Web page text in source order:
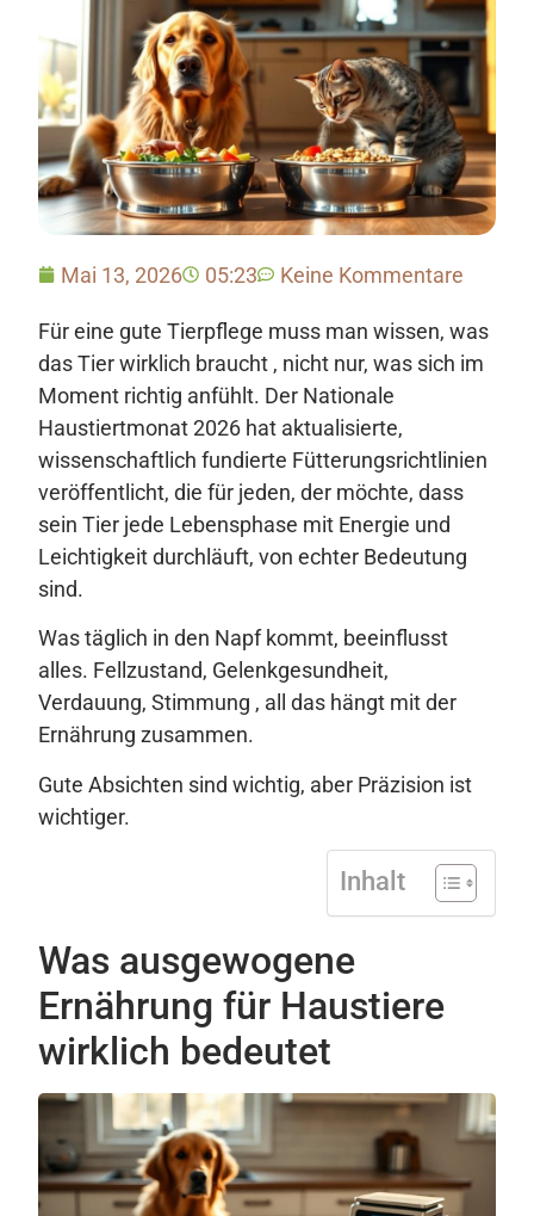
Mai 13, 2026 05:23 Keine Kommentare
Für eine gute Tierpflege muss man wissen, was
das Tier wirklich braucht , nicht nur, was sich im
Moment richtig anfühlt. Der Nationale
Haustiertmonat 2026 hat aktualisierte,
wissenschaftlich fundierte Fütterungsrichtlinien
veröffentlicht, die für jeden, der möchte, dass
sein Tier jede Lebensphase mit Energie und
Leichtigkeit durchläuft, von echter Bedeutung
sind.
Was täglich in den Napf kommt, beeinflusst
alles. Fellzustand, Gelenkgesundheit,
Verdauung, Stimmung , all das hängt mit der
Ernährung zusammen.
Gute Absichten sind wichtig, aber Präzision ist
wichtiger.
Inhalt
Was ausgewogene
Ernährung für Haustiere
wirklich bedeutet